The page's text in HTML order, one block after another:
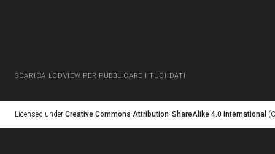
SCARICA LODVIEW PER PUBBLICARE I TUOI DATI
Licensed under Creative Commons Attribution-ShareAlike 4.0 International